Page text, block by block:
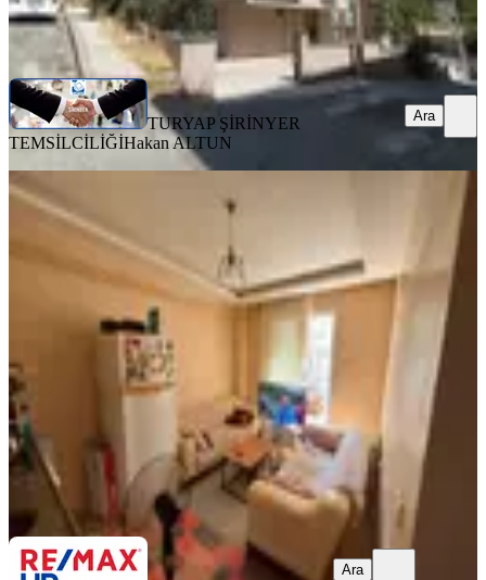
TURYAP ŞİRİNYER TEMSİLCİLİĞİHakan ALTUN
Ara
TURYAP ŞİRİNYER
TEMSİLCİLİĞİHakan ALTUN
Ara
MANZARALI
Atatürk Mahallesi'nde Üniversiteye
Satılık Daire
Buca, Atatürk Mahallesi
2+1
20.07.2026
2.950.000 ₺ Yatırım Skoru
Remax Up Özcan karakaya
Ara
Ara